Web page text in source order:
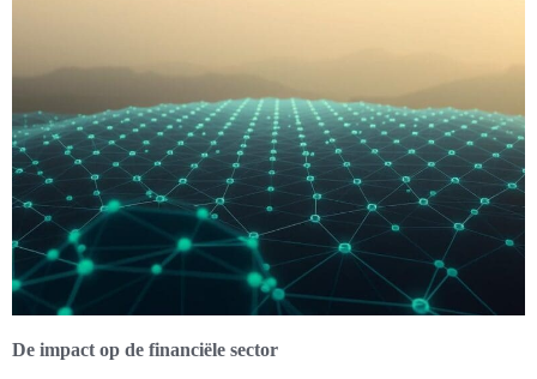
De impact op de financiële sector